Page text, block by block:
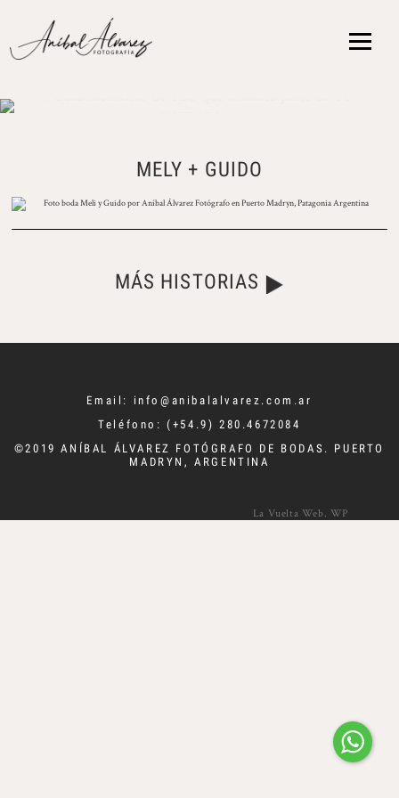
MELY + GUIDO
MÁS HISTORIAS
Email: info@anibalalvarez.com.ar
Teléfono: (+54.9) 280.4672084
©2019 ANÍBAL ÁLVAREZ FOTÓGRAFO DE BODAS. PUERTO
MADRYN, ARGENTINA
La Vuelta Web. WP